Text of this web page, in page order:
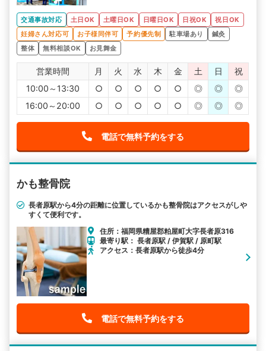
交通事故対応 土日OK 土曜日OK 日曜日OK 日祝OK
祝日OK
妊婦さん対応可
お子様同伴可 予約優先制 駐車場あり
鍼灸
整体
無料相談OK お見舞金
営業時間 月 火 水 木 金 土 日
祝
10:00～13:30
○ ○ ○ ○ ○ ◎ ◎
◎
16:00～20:00
○ ○ ○ ○ ○ ◎ ◎ ◎
電話で無料予約をする
かも整骨院
長者原駅から4分の距離に位置しているかも整骨院はアクセスがしや
すくて便利です。
住所：福岡県糟屋郡粕屋町大字長者原316
最寄り駅： 長者原駅 / 伊賀駅 / 原町駅
アクセス：長者原駅から徒歩4分
電話で無料予約をする